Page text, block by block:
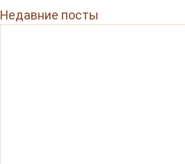
Недавние посты